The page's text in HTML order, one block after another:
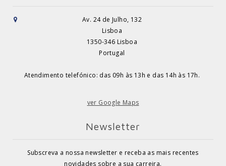
Av. 24 de Julho, 132
Lisboa
1350-346 Lisboa
Portugal
Atendimento telefónico: das 09h às 13h e das 14h às 17h.
ver Google Maps
Newsletter
Subscreva a nossa newsletter e receba as mais recentes
novidades sobre a sua carreira.